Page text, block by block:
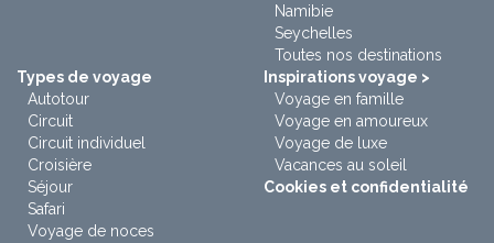
Namibie
Seychelles
Toutes nos destinations
Types de voyage
Autotour
Circuit
Circuit individuel
Croisière
Séjour
Safari
Voyage de noces
Inspirations voyage >
Voyage en famille
Voyage en amoureux
Voyage de luxe
Vacances au soleil
Cookies et confidentialité